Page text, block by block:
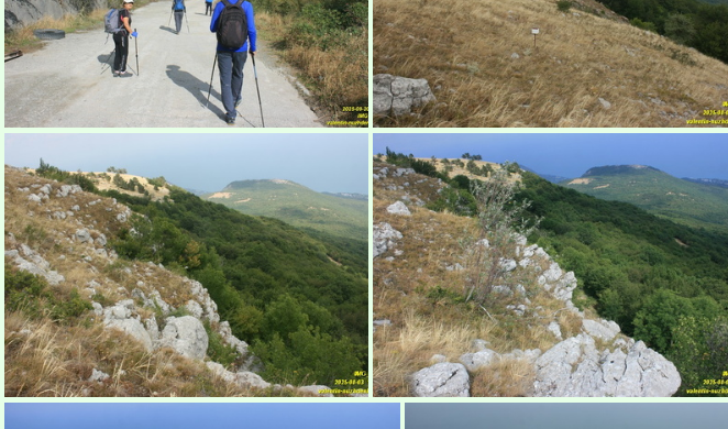
Алуштинский завод железобетонных конструкций Бабуган-яйла, Крым